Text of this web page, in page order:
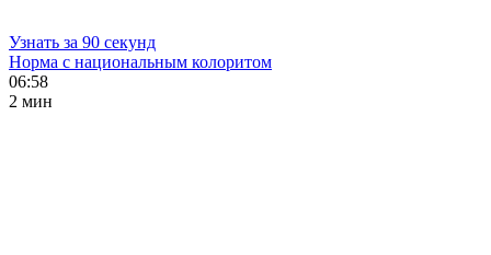
Узнать за 90 секунд
Норма с национальным колоритом
06:58
2 мин